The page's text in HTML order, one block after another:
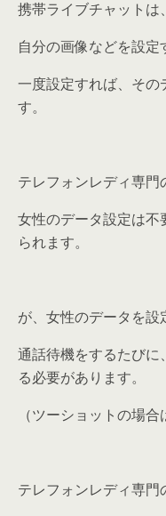
携帯ライブチャットは
自分の画像などを設
一度設定すれば、その
す。
テレフォンレディ専門
女性のデータ設定は不
られます。
が、女性のデータを
通話待機をするたびに、
る必要があります。
（ツーショットの場合
テレフォンレディ専門